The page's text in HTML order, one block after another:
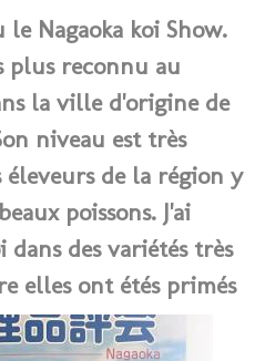
Nagaoka koi Show.
plus reconnu au
la ville d'origine de
niveau est très
de la région y
poissons. J'ai
dans des variétés très
elles ont étés primés